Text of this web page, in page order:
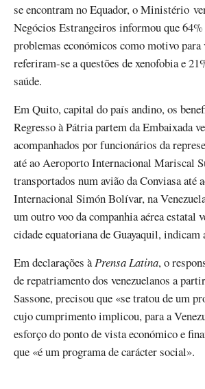
se encontram no Equador, o Ministério
Negócios Estrangeiros informou que
problemas económicos como motivo
referiram-se a questões de xenofobia e
saúde.
Em Quito, capital do país andino, os
Regresso à Pátria partem da Embaixada
acompanhados por funcionários da
até ao Aeroporto Internacional Mariscal
transportados num avião da Conviasa até
Internacional Simón Bolívar, na
um outro voo da companhia aérea estatal
cidade equatoriana de Guayaquil, indicam
Em declarações àPrensa Latina, o
de repatriamento dos venezuelanos a
Sassone, precisou que «se tratou de um
cujo cumprimento implicou, para a
esforço do ponto de vista económico e
que «é um programa de carácter social».